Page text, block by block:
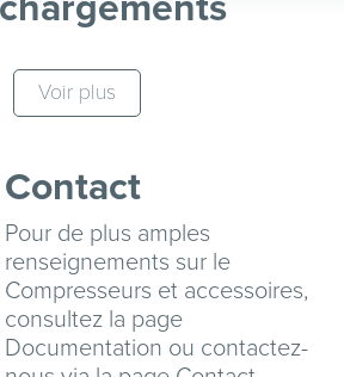
Voir plus
Contact
Pour de plus amples
renseignements sur le
Compresseurs et accessoires,
consultez la page
Documentation ou contactez-